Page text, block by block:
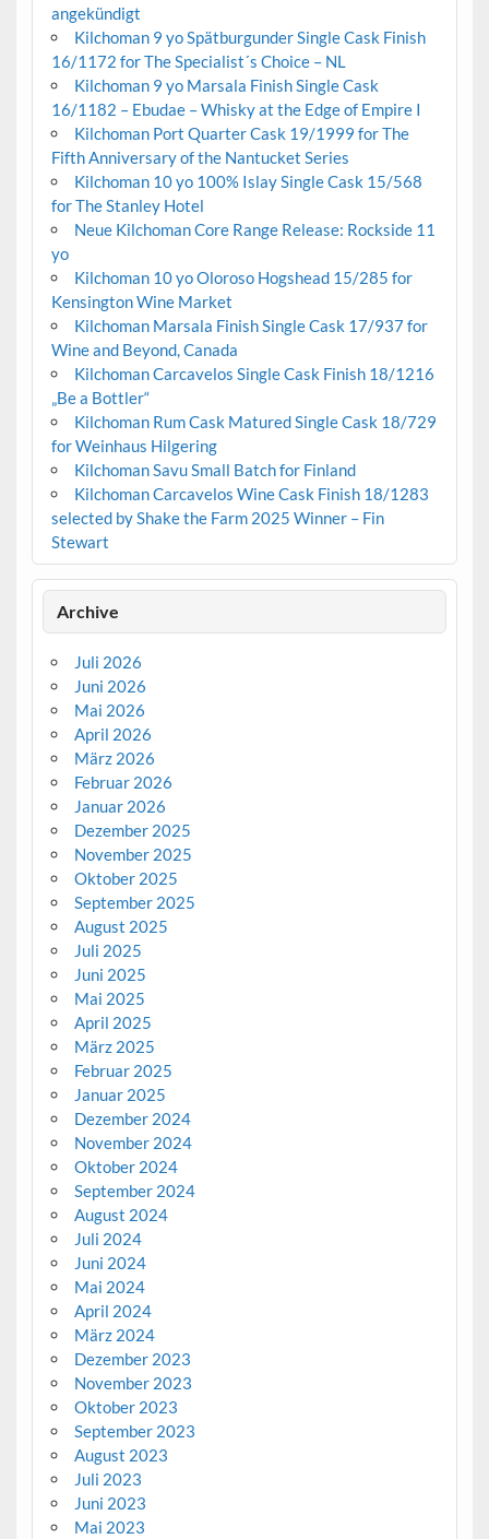
angekündigt
Kilchoman 9 yo Spätburgunder Single Cask Finish
16/1172 for The Specialist´s Choice – NL
Kilchoman 9 yo Marsala Finish Single Cask
16/1182 – Ebudae – Whisky at the Edge of Empire I
Kilchoman Port Quarter Cask 19/1999 for The
Fifth Anniversary of the Nantucket Series
Kilchoman 10 yo 100% Islay Single Cask 15/568
for The Stanley Hotel
Neue Kilchoman Core Range Release: Rockside 11
yo
Kilchoman 10 yo Oloroso Hogshead 15/285 for
Kensington Wine Market
Kilchoman Marsala Finish Single Cask 17/937 for
Wine and Beyond, Canada
Kilchoman Carcavelos Single Cask Finish 18/1216
„Be a Bottler“
Kilchoman Rum Cask Matured Single Cask 18/729
for Weinhaus Hilgering
Kilchoman Savu Small Batch for Finland
Kilchoman Carcavelos Wine Cask Finish 18/1283
selected by Shake the Farm 2025 Winner – Fin
Stewart
Archive
Juli 2026
Juni 2026
Mai 2026
April 2026
März 2026
Februar 2026
Januar 2026
Dezember 2025
November 2025
Oktober 2025
September 2025
August 2025
Juli 2025
Juni 2025
Mai 2025
April 2025
März 2025
Februar 2025
Januar 2025
Dezember 2024
November 2024
Oktober 2024
September 2024
August 2024
Juli 2024
Juni 2024
Mai 2024
April 2024
März 2024
Dezember 2023
November 2023
Oktober 2023
September 2023
August 2023
Juli 2023
Juni 2023
Mai 2023